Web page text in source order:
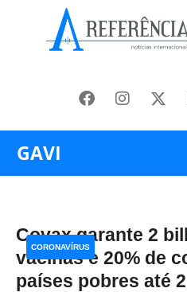
GAVI
Covax garante 2
vacinas e 20% de
países pobres até
CORONAVÍRUS